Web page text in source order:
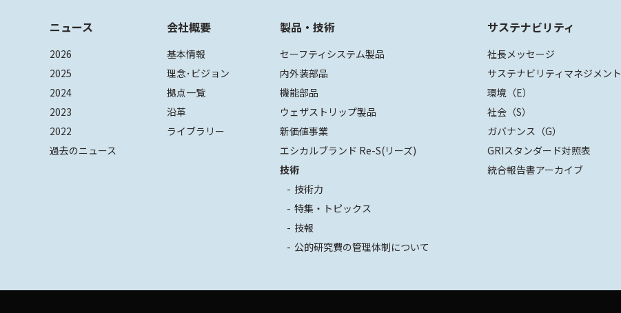
ニュース
2026
2025
2024
2023
2022
過去のニュース
会社概要
基本情報
理念･ビジョン
拠点一覧
沿革
ライブラリー
製品・技術
セーフティシステム製品
内外装部品
機能部品
ウェザストリップ製品
新価値事業
エシカルブランド Re-S(リーズ)
技術
技術力
特集・トピックス
技報
公的研究費の管理体制について
サステナビリティ
社長メッセージ
サステナビリティマネジメント
環境（E）
社会（S）
ガバナンス（G）
GRIスタンダード対照表
統合報告書アーカイブ